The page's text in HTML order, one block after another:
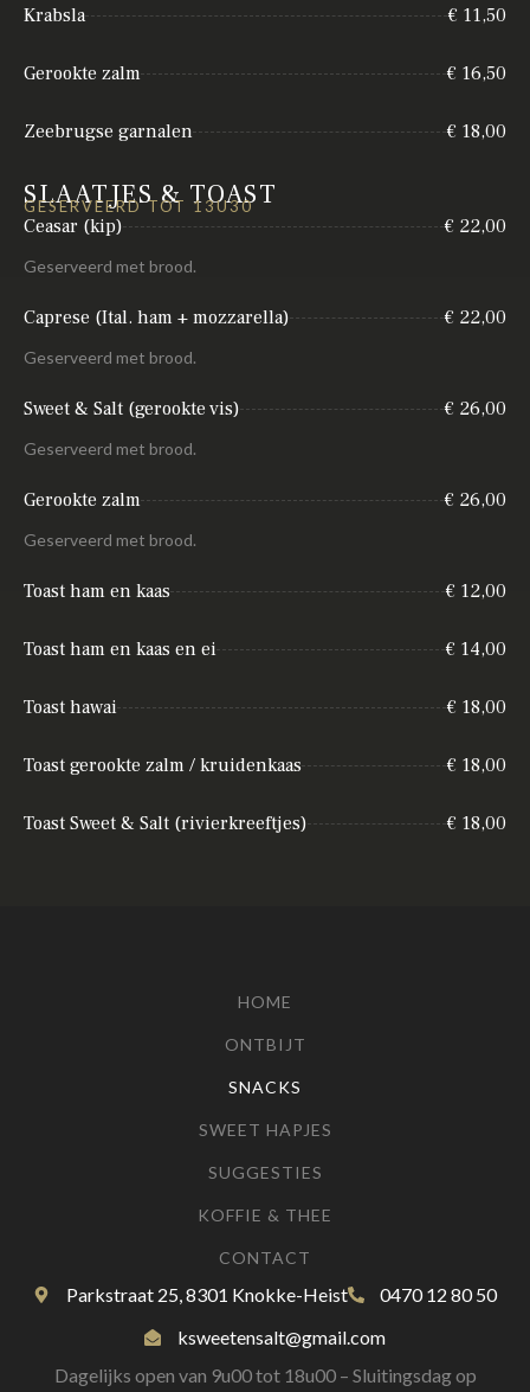
Krabsla € 11,50
Gerookte zalm € 16,50
Zeebrugse garnalen € 18,00
SLAATJES & TOAST
GESERVEERD TOT 13U30
Ceasar (kip) € 22,00
Geserveerd met brood.
Caprese (Ital. ham + mozzarella) € 22,00
Geserveerd met brood.
Sweet & Salt (gerookte vis) € 26,00
Geserveerd met brood.
Gerookte zalm € 26,00
Geserveerd met brood.
Toast ham en kaas € 12,00
Toast ham en kaas en ei € 14,00
Toast hawai € 18,00
Toast gerookte zalm / kruidenkaas € 18,00
Toast Sweet & Salt (rivierkreeftjes) € 18,00
HOME
ONTBIJT
SNACKS
SWEET HAPJES
SUGGESTIES
KOFFIE & THEE
CONTACT
Parkstraat 25, 8301 Knokke-Heist
0470 12 80 50
ksweetensalt@gmail.com
Dagelijks open van 9u00 tot 18u00 – Sluitingsdag op